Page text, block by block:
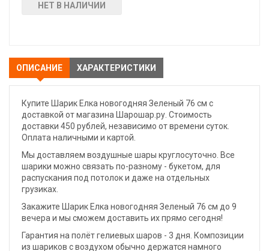
НЕТ В НАЛИЧИИ
ОПИСАНИЕ ХАРАКТЕРИСТИКИ
Купите Шарик Елка новогодняя Зеленый 76 см с
доставкой от магазина Шарошар.ру. Стоимость
доставки 450 рублей, независимо от времени суток.
Оплата наличными и картой.
Мы доставляем воздушные шары круглосуточно. Все
шарики можно связать по-разному - букетом, для
распускания под потолок и даже на отдельных
грузиках.
Закажите Шарик Елка новогодняя Зеленый 76 см до 9
вечера и мы сможем доставить их прямо сегодня!
Гарантия на полёт гелиевых шаров - 3 дня. Композиции
из шариков с воздухом обычно держатся намного